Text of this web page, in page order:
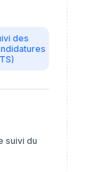
des
suivi du